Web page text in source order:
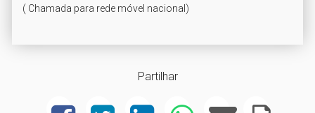
Partilhar
( Chamada para rede móvel nacional)